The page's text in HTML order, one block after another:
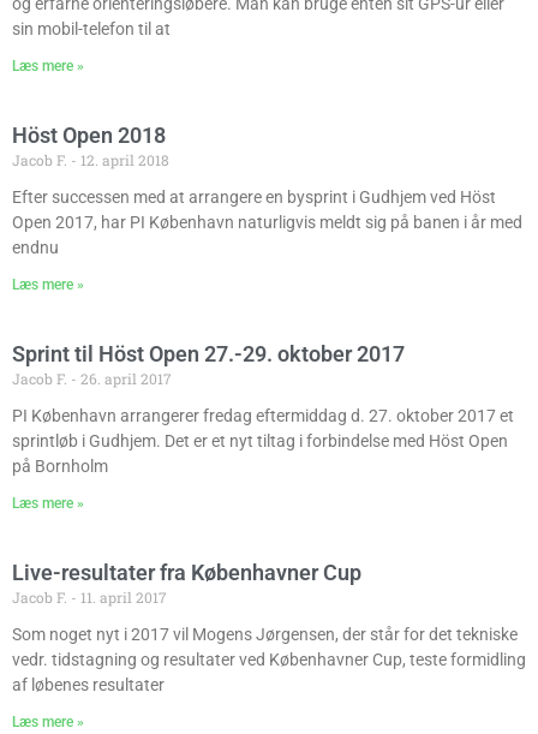
sin mobil-telefon til at
Læs mere »
Höst Open 2018
Jacob F.
12. april 2018
Efter successen med at arrangere en bysprint i Gudhjem ved Höst
Open 2017, har PI København naturligvis meldt sig på banen i år med
endnu
Læs mere »
Sprint til Höst Open 27.-29. oktober 2017
Jacob F.
26. april 2017
PI København arrangerer fredag eftermiddag d. 27. oktober 2017 et
sprintløb i Gudhjem. Det er et nyt tiltag i forbindelse med Höst Open
på Bornholm
Læs mere »
Live-resultater fra Københavner Cup
Jacob F.
11. april 2017
Som noget nyt i 2017 vil Mogens Jørgensen, der står for det tekniske
vedr. tidstagning og resultater ved Københavner Cup, teste formidling
af løbenes resultater
Læs mere »